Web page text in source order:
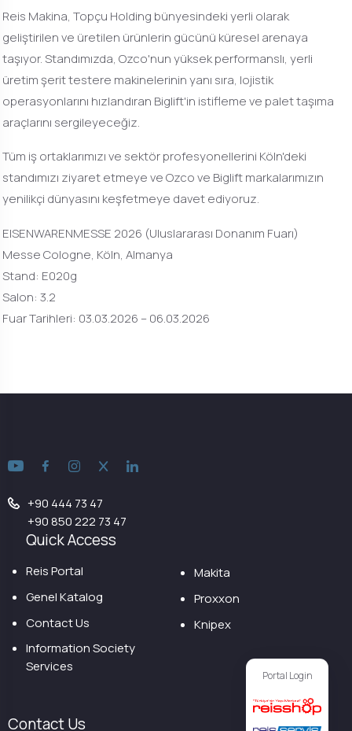
Reis Makina, Topçu Holding bünyesindeki yerli olarak
geliştirilen ve üretilen ürünlerin gücünü küresel arenaya
taşıyor. Standımızda, Ozco'nun yüksek performanslı, yerli
üretim şerit testere makinelerinin yanı sıra, lojistik
operasyonlarını hızlandıran Biglift'in istifleme ve palet taşıma
araçlarını sergileyeceğiz.
Tüm iş ortaklarımızı ve sektör profesyonellerini Köln'deki
standımızı ziyaret etmeye ve Ozco ve Biglift markalarımızın
yenilikçi dünyasını keşfetmeye davet ediyoruz.
EISENWARENMESSE 2026 (Uluslararası Donanım Fuarı)
Messe Cologne, Köln, Almanya
Stand: E020g
Salon: 3.2
Fuar Tarihleri: 03.03.2026 – 06.03.2026
Portal Login
+90 444 73 47
+90 850 222 73 47
Quick Access
Reis Portal
Genel Katalog
Contact Us
Information Society
Services
Makita
Proxxon
Knipex
Contact Us